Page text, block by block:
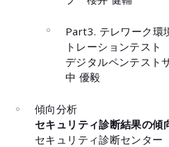
Part3. テレワーク環
トレーションテスト
デジタルペンテス
中 優毅
傾向分析
セキュリティ診断結果の傾
セキュリティ診断センタ